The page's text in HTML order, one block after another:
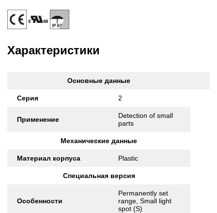
Характеристики
Основные данные
Серия 2
Применение
Detection of small
parts
Механические данные
Материал корпуса Plastic
Специальная версия
Особенности
Permanently set
range, Small light
spot (S)